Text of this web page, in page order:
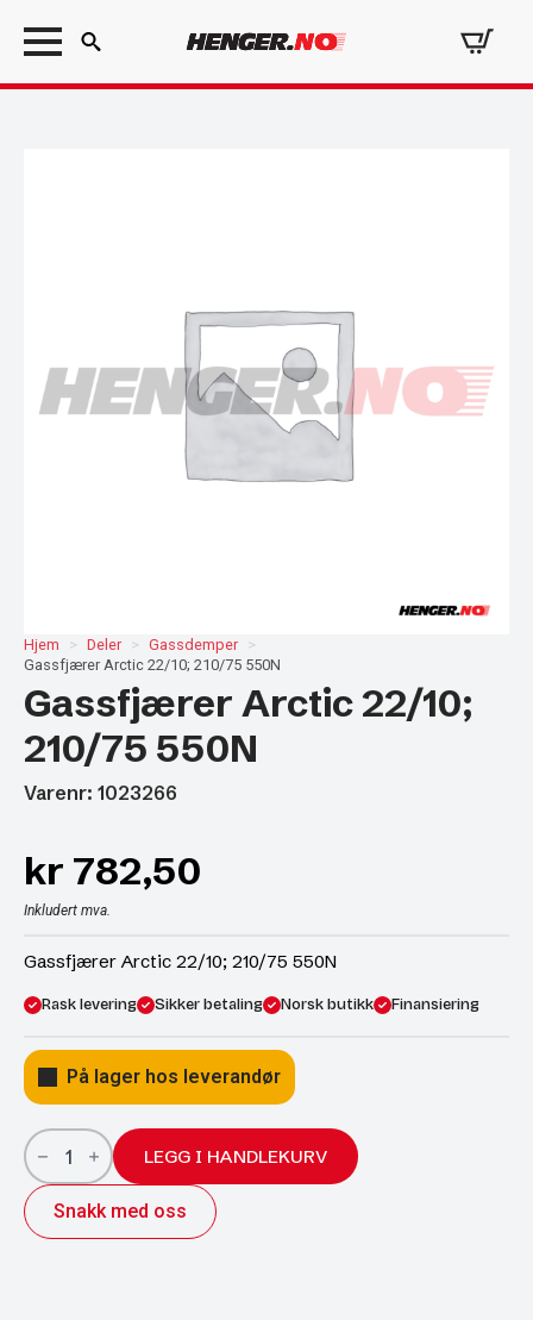
Search
Hjem Deler
Gassdemper
Gassfjærer Arctic 22/10; 210/75 550N
Gassfjærer Arctic 22/10;
210/75 550N
Varenr: 1023266
kr 782,50
Inkludert mva.
Gassfjærer Arctic 22/10; 210/75 550N
Rask levering Sikker betaling Norsk butikk Finansiering
På lager hos leverandør
Gassfjærer
Arctic
22/10;
210/75
550N
antall
LEGG I HANDLEKURV
Snakk med oss